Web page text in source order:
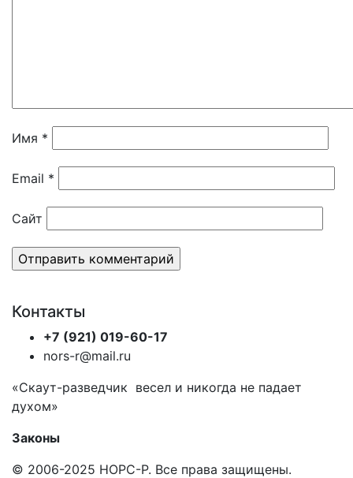
Имя *
Email *
Сайт
Контакты
+7 (921) 019-60-17
nors-r@mail.ru
«Скаут-разведчик весел и никогда не падает
духом»
Законы
© 2006-2025 НОРС-Р. Все права защищены.